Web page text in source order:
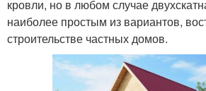
кровли, но в любом случае
наиболее простым из вариантов,
строительстве частных домов.